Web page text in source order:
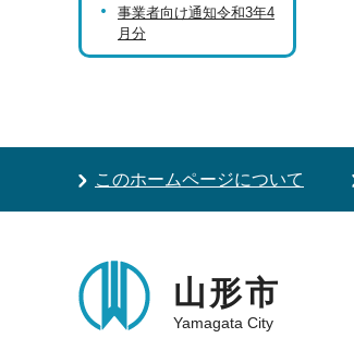
事業者向け通知令和3年4
月分
このホームページについて
山形市
Yamagata City